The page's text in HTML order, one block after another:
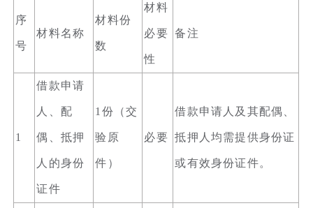
序
号
材料名称
材料份
数
材料
必要
性
备注
1
借款申请
人、配
偶、抵押
人的身份
证件
1份（交
验原
件）
必要
借款申请人及其配偶、
抵押人均需提供身份证
或有效身份证件。